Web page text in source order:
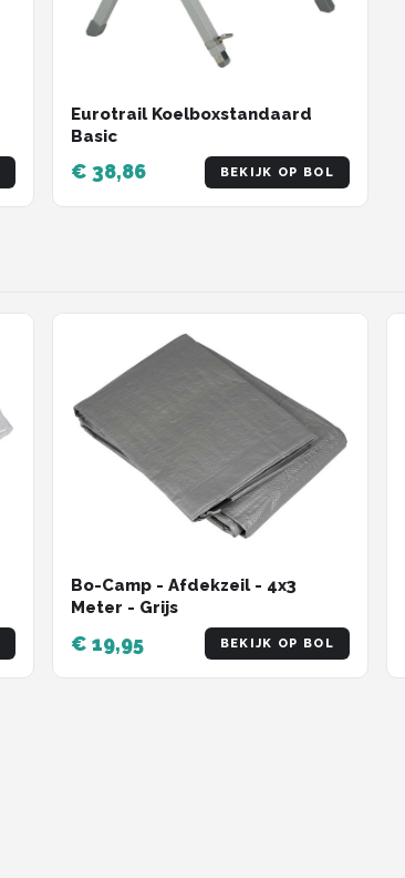
Eurotrail Koelboxstandaard
Basic
€ 38,86 BEKIJK OP BOL
Bo-Camp - Afdekzeil - 4x3
Meter - Grijs
€ 19,95 BEKIJK OP BOL